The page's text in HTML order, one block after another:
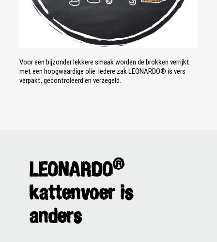
Voor een bijzonder lekkere smaak worden de brokken verrijkt
met een hoogwaardige olie. Iedere zak LEONARDO® is vers
verpakt, gecontroleerd en verzegeld.
LEONARDO®
kattenvoer is
anders